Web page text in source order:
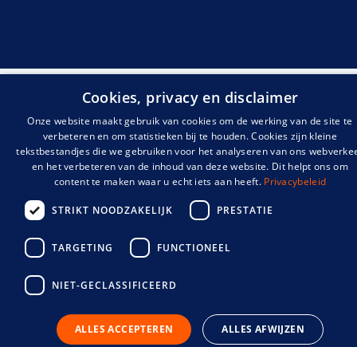
Cookies, privacy en disclaimer
Onze website maakt gebruik van cookies om de werking van de site te
verbeteren en om statistieken bij te houden. Cookies zijn kleine
tekstbestandjes die we gebruiken voor het analyseren van ons
en het verbeteren van de inhoud van deze website. Dit helpt ons om
content te maken waar u echt iets aan heeft. Privacybeleid
STRIKT NOODZAKELIJK PRESTATIE
TARGETING FUNCTIONEEL
NIET-GECLASSIFICEERD
ALLES ACCEPTEREN ALLES AFWIJZEN